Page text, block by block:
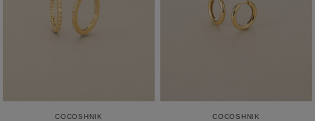
COCOSHNIK
COCOSHNIK